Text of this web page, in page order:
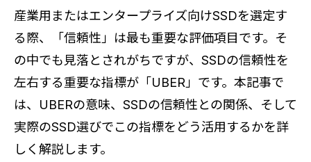
産業用またはエンタープライズ向けSSDを選定す
る際、「信頼性」は最も重要な評価項目です。 そ
の中でも見落とされがちですが、SSDの信頼性を
左右する重要な指標が「UBER」です。 本記事で
は、UBERの意味、SSDの信頼性との関係、そして
実際のSSD選びでこの指標をどう活用するかを詳
しく解説します。